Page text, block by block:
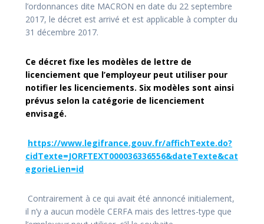
l’ordonnances dite MACRON en date du 22 septembre
2017, le décret est arrivé et est applicable à compter du
31 décembre 2017.
Ce décret fixe les modèles de lettre de
licenciement que l’employeur peut utiliser pour
notifier les licenciements. Six modèles sont ainsi
prévus selon la catégorie de licenciement
envisagé.
https://www.legifrance.gouv.fr/affichTexte.do?
cidTexte=JORFTEXT000036336556&dateTexte&cat
egorieLien=id
Contrairement à ce qui avait été annoncé initialement,
il n’y a aucun modèle CERFA mais des lettres-type que